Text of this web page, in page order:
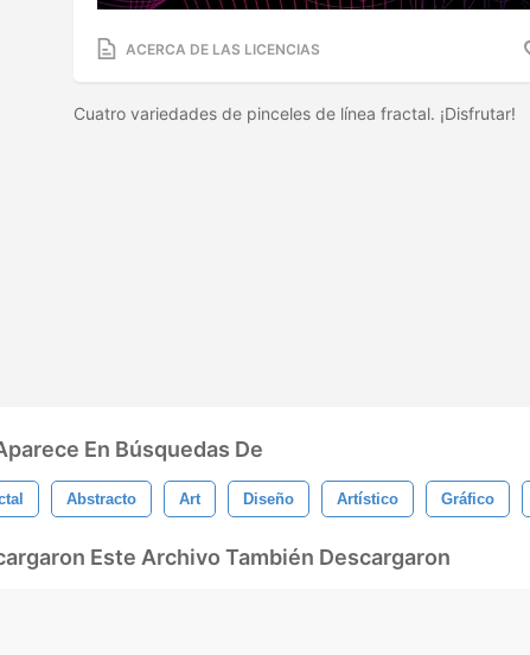
ACERCA DE LAS LICENCIAS
Cuatro variedades de pinceles de línea fractal. ¡Disfrutar!
En Búsquedas De
Abstracto Art Diseño Artístico Gráfico
Este Archivo También Descargaron